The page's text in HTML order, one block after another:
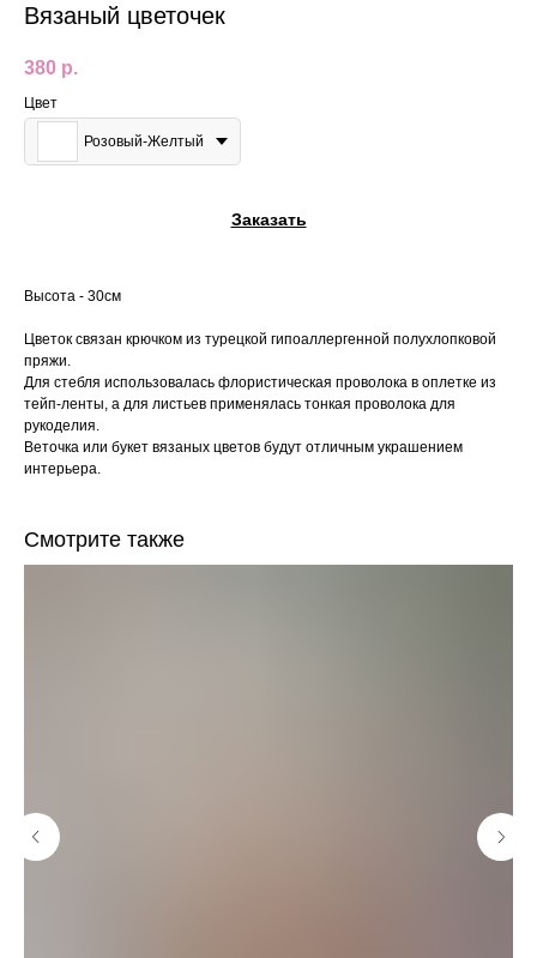
Вязаный цветочек
380 р.
Цвет
Розовый-Желтый
Заказать
Высота - 30см
Цветок связан крючком из турецкой гипоаллергенной полухлопковой
пряжи.
Для стебля использовалась флористическая проволока в оплетке из
тейп-ленты, а для листьев применялась тонкая проволока для
рукоделия.
Веточка или букет вязаных цветов будут отличным украшением
интерьера.
Смотрите также